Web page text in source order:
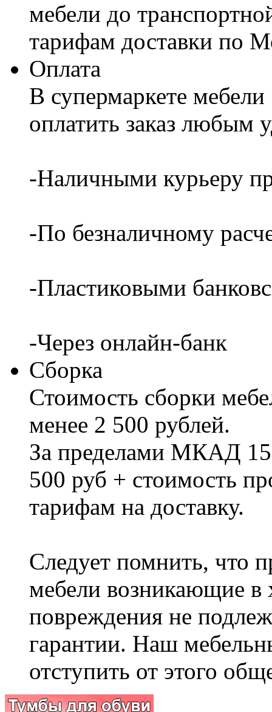
мебели до
тарифам доставки по
Оплата
В супермаркете
оплатить заказ любым
-Наличными курьеру
-По безналичному
-Пластиковыми
-Через онлайн-банк
Сборка
Стоимость сборки
менее 2 500 рублей.
За пределами МКАД
500 руб + стоимость
тарифам на доставку.
Следует помнить, что
мебели возникающие в
повреждения не
гарантии. Наш
отступить от этого